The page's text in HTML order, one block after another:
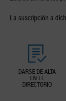
La suscripción a
DARSE DE ALTA
EN EL
DIRECTORIO